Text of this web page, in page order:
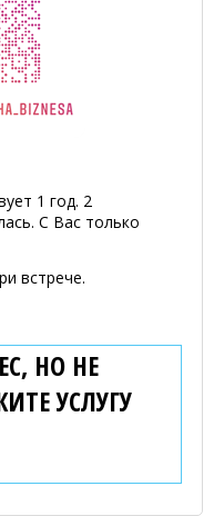
1 год. 2
С Вас только
встрече.
НО НЕ
УСЛУГУ